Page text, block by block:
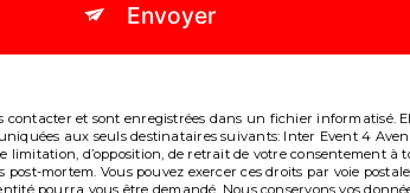
Envoyer
et sont enregistrées dans un fichier informatisé.
aux seuls destinataires suivants: Inter Event 4
limitation, d’opposition, de retrait de votre
mortem. Vous pouvez exercer ces droits par voie
pourra vous être demandé. Nous conservons vos